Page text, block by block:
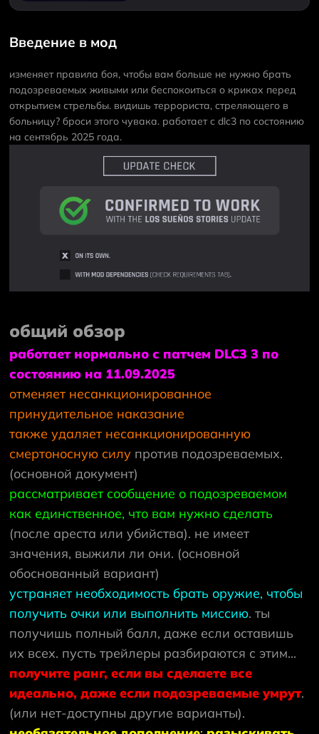
Введение в мод
изменяет правила боя, чтобы вам больше не нужно брать
подозреваемых живыми или беспокоиться о криках перед
открытием стрельбы. видишь террориста, стреляющего в
больницу? броси этого чувака. работает с dlc3 по состоянию
на сентябрь 2025 года.
общий обзор
работает нормально с патчем DLC3 3 по
состоянию на 11.09.2025
отменяет несанкционированное
принудительное наказание
также удаляет несанкционированную
смертоносную силу против подозреваемых.
(основной документ)
рассматривает сообщение о подозреваемом
как единственное, что вам нужно сделать
(после ареста или убийства). не имеет
значения, выжили ли они. (основной
обоснованный вариант)
устраняет необходимость брать оружие, чтобы
получить очки или выполнить миссию. ты
получишь полный балл, даже если оставишь
их всех. пусть трейлеры разбираются с этим...
получите ранг, если вы сделаете все
идеально, даже если подозреваемые умрут.
(или нет-доступны другие варианты).